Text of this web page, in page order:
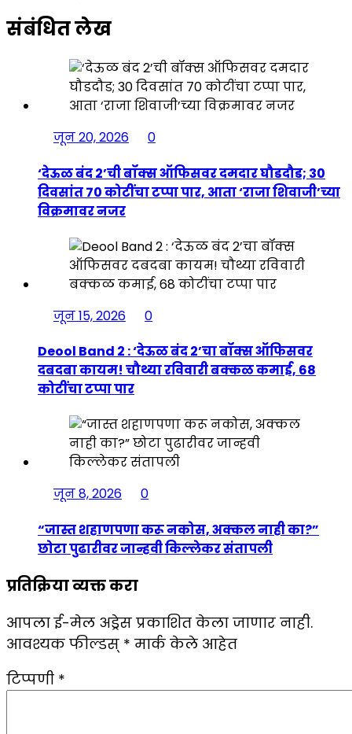
संबंधित लेख
जून 20, 2026
0
‘देऊळ बंद 2’ची बॉक्स ऑफिसवर दमदार घौडदौड; 30
दिवसांत 70 कोटींचा टप्पा पार, आता ‘राजा शिवाजी’च्या
विक्रमावर नजर
जून 15, 2026
0
Deool Band 2 : ‘देऊळ बंद 2’चा बॉक्स ऑफिसवर
दबदबा कायम! चौथ्या रविवारी बक्कळ कमाई, 68
कोटींचा टप्पा पार
जून 8, 2026
0
“जास्त शहाणपणा करू नकोस, अक्कल नाही का?”
छोटा पुढारीवर जान्हवी किल्लेकर संतापली
प्रतिक्रिया व्यक्त करा
आपला ई-मेल अड्रेस प्रकाशित केला जाणार नाही.
आवश्यक फील्डस् * मार्क केले आहेत
टिप्पणी *